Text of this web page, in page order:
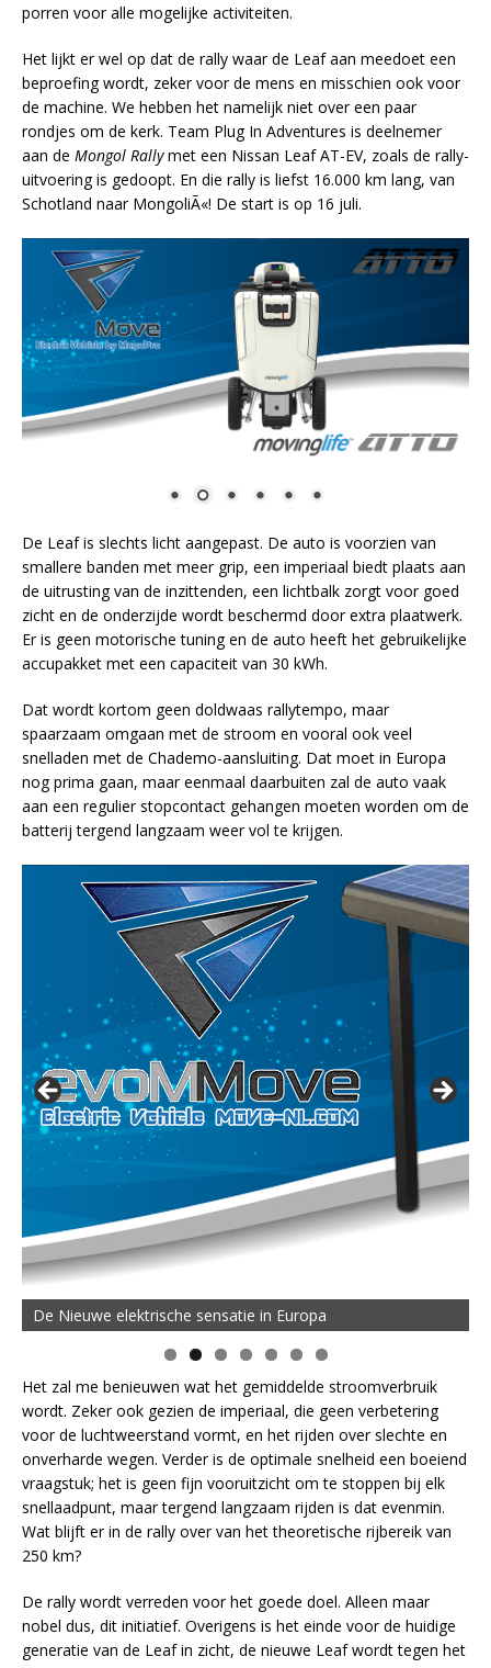
porren voor alle mogelijke activiteiten.
Het lijkt er wel op dat de rally waar de Leaf aan meedoet een
beproefing wordt, zeker voor de mens en misschien ook voor
de machine. We hebben het namelijk niet over een paar
rondjes om de kerk. Team Plug In Adventures is deelnemer
aan de Mongol Rallymet een Nissan Leaf AT-EV, zoals de rally-
uitvoering is gedoopt. En die rally is liefst 16.000 km lang, van
Schotland naar MongoliÃ«! De start is op 16 juli.
De Leaf is slechts licht aangepast. De auto is voorzien van
smallere banden met meer grip, een imperiaal biedt plaats aan
de uitrusting van de inzittenden, een lichtbalk zorgt voor goed
zicht en de onderzijde wordt beschermd door extra plaatwerk.
Er is geen motorische tuning en de auto heeft het gebruikelijke
accupakket met een capaciteit van 30 kWh.
Dat wordt kortom geen doldwaas rallytempo, maar
spaarzaam omgaan met de stroom en vooral ook veel
snelladen met de Chademo-aansluiting. Dat moet in Europa
nog prima gaan, maar eenmaal daarbuiten zal de auto vaak
aan een regulier stopcontact gehangen moeten worden om de
batterij tergend langzaam weer vol te krijgen.
De Nieuwe elektrische sensatie in Europa
Het zal me benieuwen wat het gemiddelde stroomverbruik
wordt. Zeker ook gezien de imperiaal, die geen verbetering
voor de luchtweerstand vormt, en het rijden over slechte en
onverharde wegen. Verder is de optimale snelheid een boeiend
vraagstuk; het is geen fijn vooruitzicht om te stoppen bij elk
snellaadpunt, maar tergend langzaam rijden is dat evenmin.
Wat blijft er in de rally over van het theoretische rijbereik van
250 km?
De rally wordt verreden voor het goede doel. Alleen maar
nobel dus, dit initiatief. Overigens is het einde voor de huidige
generatie van de Leaf in zicht, de nieuwe Leaf wordt tegen het